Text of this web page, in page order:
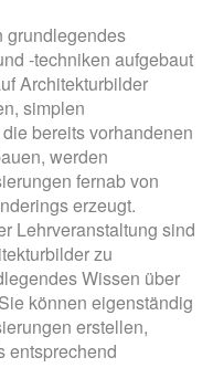
grundlegendes
-techniken aufgebaut
Architekturbilder
simplen
bereits vorhandenen
werden
fernab von
erzeugt.
Lehrveranstaltung sind
zu
Wissen über
können eigenständig
erstellen,
entsprechend